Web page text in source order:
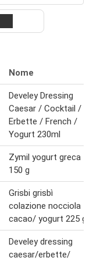
Nome
Develey Dressing
Caesar / Cocktail /
Erbette / French /
Yogurt 230ml
Zymil yogurt greca
150 g
Grisbi grisbì
colazione nocciola
cacao/ yogurt 225 g
Develey dressing
caesar/erbette/